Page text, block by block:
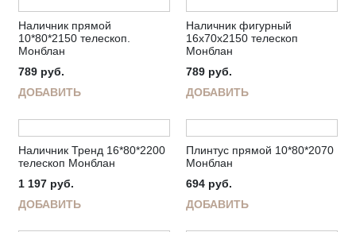
Наличник прямой
10*80*2150 телескоп.
Монблан
789 руб.
ДОБАВИТЬ
Наличник фигурный
16х70х2150 телескоп
Монблан
789 руб.
ДОБАВИТЬ
Наличник Тренд 16*80*2200
телескоп Монблан
1 197 руб.
ДОБАВИТЬ
Плинтус прямой 10*80*2070
Монблан
694 руб.
ДОБАВИТЬ